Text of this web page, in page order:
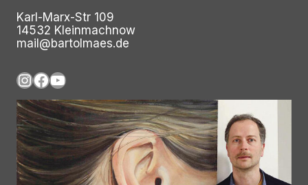
Karl-Marx-Str 109
14532 Kleinmachnow
mail@bartolmaes.de
InstagramFacebook YouTube